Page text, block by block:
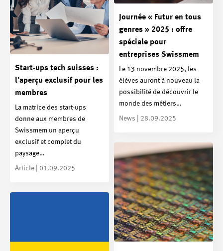
Journée « Futur en tous
genres » 2025 : offre
spéciale pour
entreprises Swissmem
Le 13 novembre 2025, les
élèves auront à nouveau la
possibilité de découvrir le
monde des métiers…
News | 28.09.2025
Start-ups tech suisses :
l’aperçu exclusif pour les
membres
La matrice des start-ups
donne aux membres de
Swissmem un aperçu
exclusif et complet du
paysage…
Article | 01.09.2025